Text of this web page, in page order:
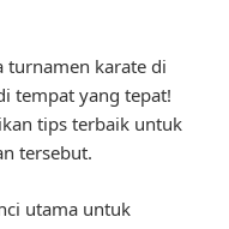
turnamen karate di
tempat yang tepat!
tips terbaik untuk
tersebut.
utama untuk